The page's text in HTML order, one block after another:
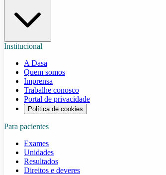
Institucional
A Dasa
Quem somos
Imprensa
Trabalhe conosco
Portal de privacidade
Política de cookies
Para pacientes
Exames
Unidades
Resultados
Direitos e deveres